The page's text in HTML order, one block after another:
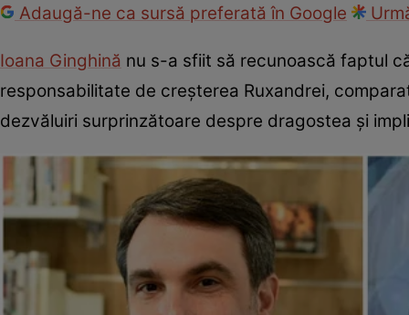
Adaugă-ne ca sursă preferată în Google
Ioana Ginghină nu s-a sfiit să recunoască faptul
responsabilitate de creșterea Ruxandrei,
dezvăluiri surprinzătoare despre dragostea și